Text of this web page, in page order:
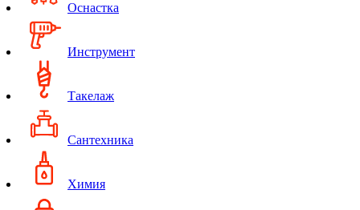
Оснастка
Инструмент
Такелаж
Сантехника
Химия